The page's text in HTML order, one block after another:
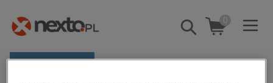
Pokaż/schowaj
wyszukiwarkę
0